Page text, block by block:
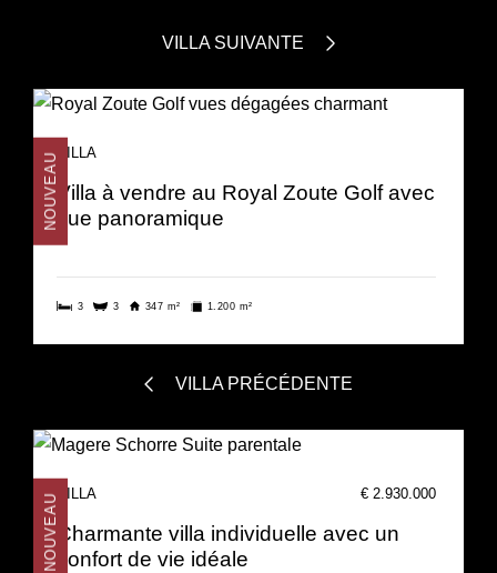
VILLA PRÉCÉDENTE
NOUVEAU VILLA € 2.930.000
Charmante villa individuelle avec un
confort de vie idéale
VILLA SUIVANTE
NOUVEAU VILLA
Villa à vendre au Royal Zoute Golf avec
vue panoramique
3 3 347 m² 1.200 m²